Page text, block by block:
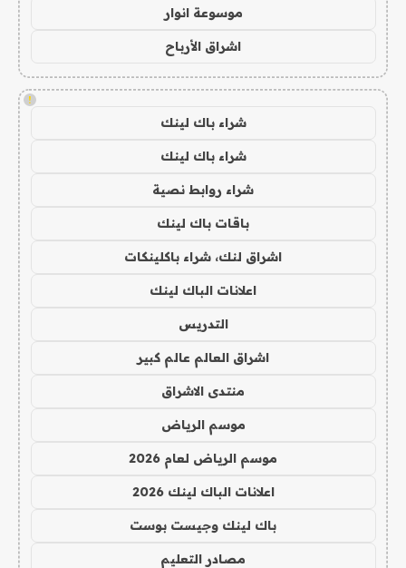
موسوعة انوار
اشراق الأرباح
!
شراء باك لينك
شراء باك لينك
شراء روابط نصية
باقات باك لينك
اشراق لنك، شراء باكلينكات
اعلانات الباك لينك
التدريس
اشراق العالم عالم كبير
منتدى الاشراق
موسم الرياض
موسم الرياض لعام 2026
اعلانات الباك لينك 2026
باك لينك وجيست بوست
مصادر التعليم